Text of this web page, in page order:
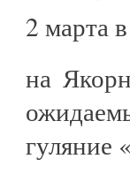
2 марта
на
гуляние